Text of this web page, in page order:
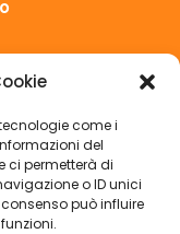
come i
del
ci permetterà di
o ID unici
può influire
siamo